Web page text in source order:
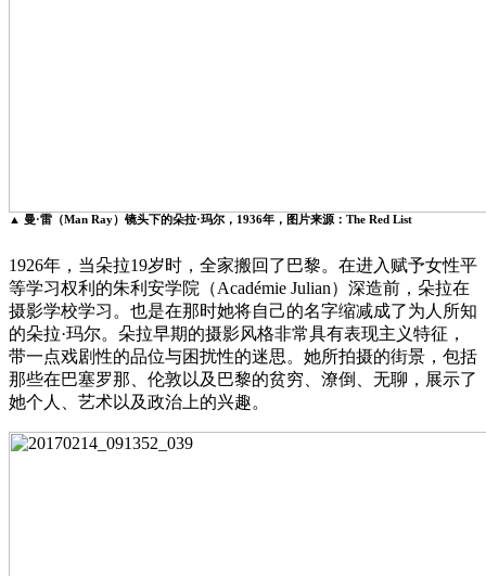
▲ 曼·雷（Man Ray）镜头下的朵拉·玛尔，1936年，图片来源：The Red List
1926年，当朵拉19岁时，全家搬回了巴黎。在进入赋予女性平
等学习权利的朱利安学院（Académie Julian）深造前，朵拉在
摄影学校学习。也是在那时她将自己的名字缩减成了为人所知
的朵拉·玛尔。朵拉早期的摄影风格非常具有表现主义特征，
带一点戏剧性的品位与困扰性的迷思。她所拍摄的街景，包括
那些在巴塞罗那、伦敦以及巴黎的贫穷、潦倒、无聊，展示了
她个人、艺术以及政治上的兴趣。